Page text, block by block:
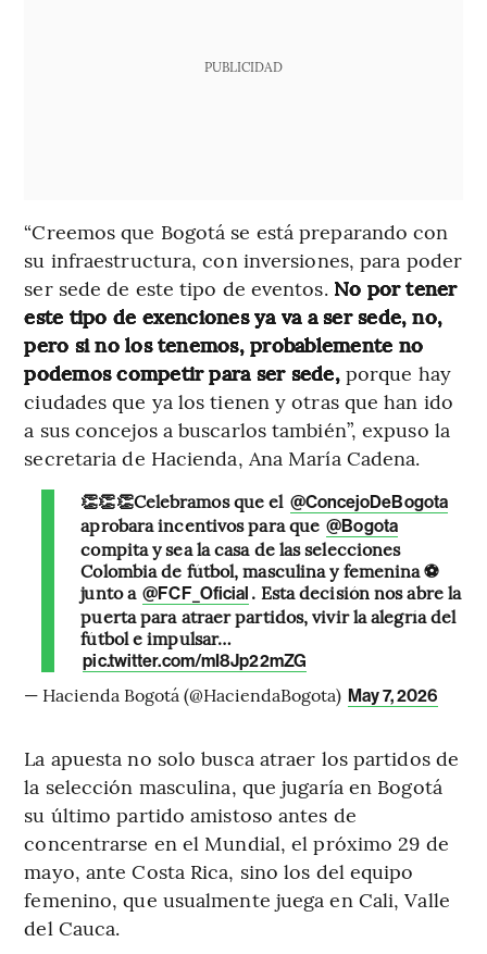
PUBLICIDAD
“Creemos que Bogotá se está preparando con
su infraestructura, con inversiones, para poder
ser sede de este tipo de eventos. No por tener
este tipo de exenciones ya va a ser sede, no,
pero si no los tenemos, probablemente no
podemos competir para ser sede,porque hay
ciudades que ya los tienen y otras que han ido
a sus concejos a buscarlos también”, expuso la
secretaria de Hacienda, Ana María Cadena.
👏👏👏Celebramos que el @ConcejoDeBogota
aprobara incentivos para que @Bogota
compita y sea la casa de las selecciones
Colombia de fútbol, masculina y femenina ⚽️
junto a @FCF_Oficial . Esta decisión nos abre la
puerta para atraer partidos, vivir la alegría del
fútbol e impulsar…
pic.twitter.com/mI8Jp22mZG
— Hacienda Bogotá (@HaciendaBogota) May 7, 2026
La apuesta no solo busca atraer los partidos de
la selección masculina, que jugaría en Bogotá
su último partido amistoso antes de
concentrarse en el Mundial, el próximo 29 de
mayo, ante Costa Rica, sino los del equipo
femenino, que usualmente juega en Cali, Valle
del Cauca.